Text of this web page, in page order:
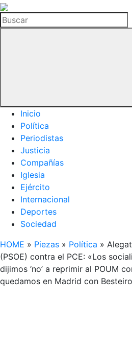
La
Hemeroteca
del
Buscar
Inicio
Política
Periodistas
Justicia
Compañías
Iglesia
Ejército
Internacional
Deportes
Sociedad
HOME » Piezas » Política »
(PSOE) contra el PCE: «Los
dijimos ‘no’ a reprimir al POUM
quedamos en Madrid con